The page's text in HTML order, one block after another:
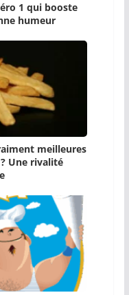
1 qui booste
humeur
meilleures
Une rivalité